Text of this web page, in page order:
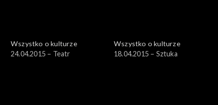
Wszystko o kulturze
24.04.2015 – Teatr
Wszystko o kulturze
18.04.2015 – Sztuka